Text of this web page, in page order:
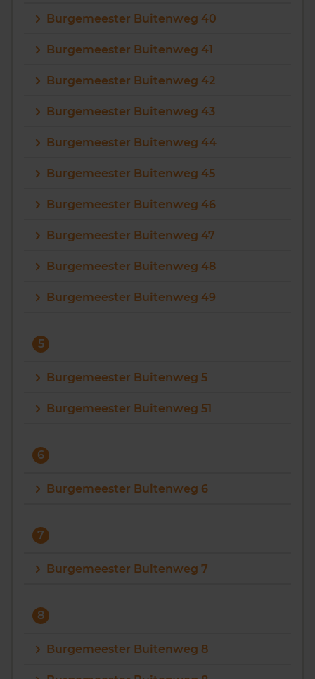
Burgemeester Buitenweg 40
Burgemeester Buitenweg 41
Burgemeester Buitenweg 42
Burgemeester Buitenweg 43
Burgemeester Buitenweg 44
Burgemeester Buitenweg 45
Burgemeester Buitenweg 46
Burgemeester Buitenweg 47
Burgemeester Buitenweg 48
Burgemeester Buitenweg 49
5
Burgemeester Buitenweg 5
Burgemeester Buitenweg 51
6
Burgemeester Buitenweg 6
7
Burgemeester Buitenweg 7
8
Burgemeester Buitenweg 8